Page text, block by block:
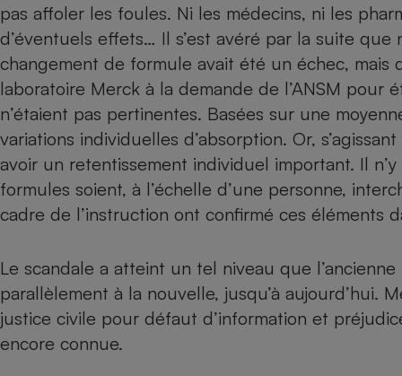
pas affoler les foules. Ni les médecins, ni les
d’éventuels effets… Il s’est avéré par la suite
changement de formule avait été un échec, mais
laboratoire Merck à la demande de l’ANSM pour
n’étaient pas pertinentes. Basées sur une
variations individuelles d’absorption. Or,
avoir un retentissement individuel important. Il
formules soient, à l’échelle d’une personne,
cadre de l’instruction ont confirmé ces éléments
Le scandale a atteint un tel niveau que
parallèlement à la nouvelle, jusqu’à aujourd’hui.
justice civile pour défaut d’information et
encore connue.
Complément
alimentaire
Assurance
Petit électroménager
Téléviseur
Matelas
Mutuelle